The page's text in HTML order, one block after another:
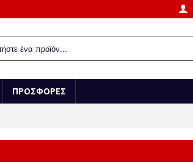
ΠΡΟΣΦΟΡΕΣ